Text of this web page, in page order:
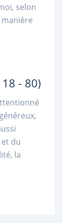
selon
- 80)
du
la